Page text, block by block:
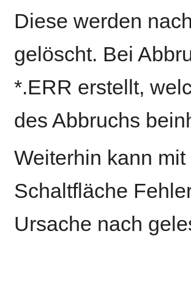
Diese werden
gelöscht. Bei
*.ERR erstellt,
des Abbruchs
Weiterhin kann
Schaltfläche
Ursache nach